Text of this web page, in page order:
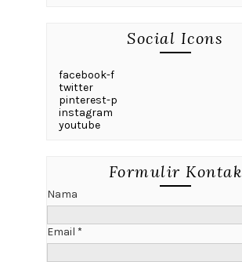
Social Icons
facebook-f
twitter
pinterest-p
instagram
youtube
Formulir Kontak
Nama
Email *